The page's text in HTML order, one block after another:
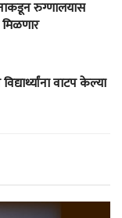
रुग्णालयास
वाटप केल्या